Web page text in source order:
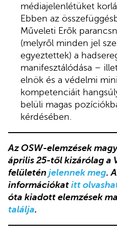
médiajelenlétüket
Ebben az
Műveleti Erők
(melyről minden jel
egyeztettek) a
manifesztálódása –
elnök és a védelmi
kompetenciáit
belüli magas
kérdésében.
Az OSW-elemzések
április 25-től kizárólag a
felületén jelennek meg.
információkat itt
óta kiadott elemzések
találja.